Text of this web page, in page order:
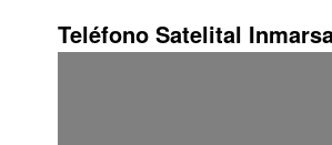
Teléfono Satelital